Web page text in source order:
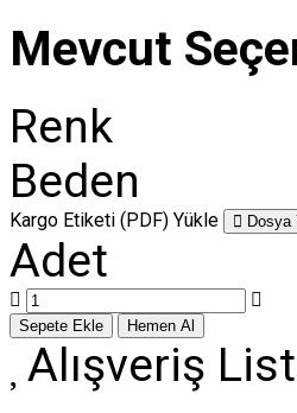
Mevcut
Renk
Beden
Kargo Etiketi (PDF) Yükle Dosya
Adet
Alışveriş